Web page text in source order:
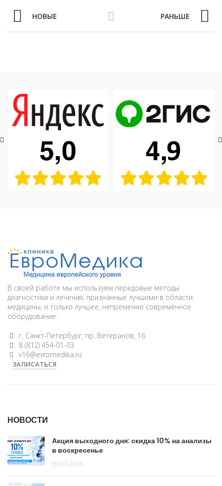
НОВЫЕ РАНЬШЕ
В своей работе мы используем передовые методы
диагностики и лечения, признанные лучшими в области
медицины, и только лучшее, непременно современное
оборудование.
г. Санкт-Петербург, пр. Ветеранов, 16
8 (812) 454-01-03
v16@evromedika.ru
ЗАПИСАТЬСЯ
НОВОСТИ
Акция выходного дня: скидка 10% на анализы
в воскресенье
09.07.2026